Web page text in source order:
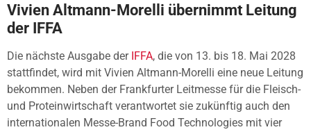
Vivien Altmann-Morelli übernimmt Leitung
der IFFA
Die nächste Ausgabe der IFFA, die von 13. bis 18. Mai 2028
stattfindet, wird mit Vivien Altmann-Morelli eine neue Leitung
bekommen. Neben der Frankfurter Leitmesse für die Fleisch-
und Proteinwirtschaft verantwortet sie zukünftig auch den
internationalen Messe-Brand Food Technologies mit vier